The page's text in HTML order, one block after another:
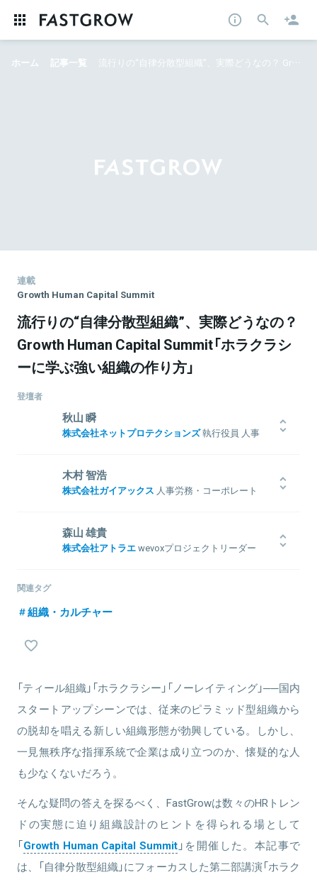
ホーム 記事一覧 流行りの“自律分散型組織”、実際どうなの？ Growth Human Capital Summit「ホラクラシーに学ぶ強い組織の作り方」
連載
Growth Human Capital Summit
流行りの“自律分散型組織”、実際どうなの？
Growth Human Capital Summit「ホラクラシ
ーに学ぶ強い組織の作り方」
登壇者
秋山 瞬
株式会社ネットプロテクションズ執行役員 人事
慶應義塾大学卒業後、設立2年目の人材系スタートアップ企業に新卒
1期生として入社。ベンチャー企業の経営幹部層に特化したヘッドハ
も携わった後、「次世代を担うリーダー創出」を志し、2009年に株式
会社ネットプロテクションズの人事として参画。2017年、執行役員
に就任。新卒・中途採用や人材開発・育成、理念・ビジョン策定等
評価制度『Natura』導入を推進。事業・組織双方でミッションである
「つぎのアタリマエ」づくりを目指す。
木村 智浩
株式会社ガイアックス 人事労務・コーポレート
早稲田大学卒業後、2004年にガイアックスに入社。営業、新卒採
用、広報IR、経営企画、SNS事業立ち上げ（国内トップシェア獲得）
等、幅広く経験後、2015年より管理部門に異動。現在は、人事労
りを推進。2016年には2カ月間、家族（妻・３人娘）で沖縄に短期移住
し、自身もリモートワークを実践。2017年にガイアックスは「新たな
社会を構想する人がつながり、ビジョンや活動を共有するコミュニ
たオフィス環境づくりを進める一方で、事業部・子会社メンバーに
株式50%と資本政策決定権を付与するカーブアウト制度など、様々
関連情報をみる
森山 雄貴
株式会社アトラエwevoxプロジェクトリーダー
Green」の企画・開発に携わる。 入社3年目から同社の経営メンバー
ォーム「wevox」を立ち上げ、現在責任者を務める。
関連タグ
組織・カルチャー
「ティール組織」「ホラクラシー」「ノーレイティング」──国内
スタートアップシーンでは、従来のピラミッド型組織から
の脱却を唱える新しい組織形態が勃興している。しかし、
一見無秩序な指揮系統で企業は成り立つのか、懐疑的な人
も少なくないだろう。
そんな疑問の答えを探るべく、FastGrowは数々のHRトレン
ドの実態に迫り組織設計のヒントを得られる場として
「Growth Human Capital Summit」を開催した。本記事で
は、「自律分散型組織」にフォーカスした第二部講演「ホラク